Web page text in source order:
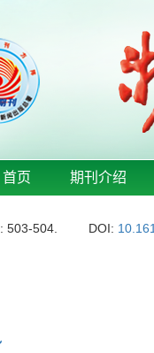
首页 期刊介绍
: 503-504. DOI: